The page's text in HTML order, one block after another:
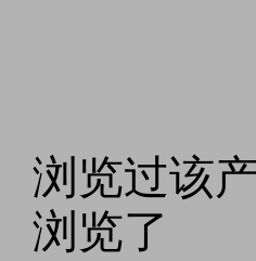
浏览过该
浏览了